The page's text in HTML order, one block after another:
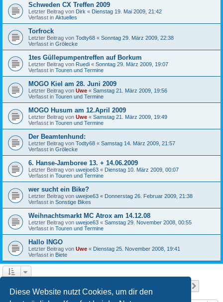
Diese Website nutzt Cookies, um dir den
Schweden CX Treffen 2009
Letzter Beitrag von Dirk « Dienstag 19. Mai 2009, 21:42
Verfasst in Aktuelles
Torfrock
Letzter Beitrag von Todty68 « Sonntag 29. März 2009, 22:38
Verfasst in Grölecke
1tes Güllepumpentreffen auf Borkum
Letzter Beitrag von Ruedi « Sonntag 29. März 2009, 19:07
Verfasst in Touren und Termine
MOGO Kiel am 28. Juni 2009
Letzter Beitrag von Uwe « Samstag 21. März 2009, 19:56
Verfasst in Touren und Termine
MOGO Husum am 12.April 2009
Letzter Beitrag von Uwe « Samstag 21. März 2009, 19:49
Verfasst in Touren und Termine
Der Beamtenhund:
Letzter Beitrag von Todty68 « Samstag 14. März 2009, 21:57
Verfasst in Grölecke
6. Hanse-Jamboree 13. + 14.06.2009
Letzter Beitrag von uwejoe63 « Dienstag 10. März 2009, 00:07
Verfasst in Touren und Termine
wer sucht ein Bike?
Letzter Beitrag von uwejoe63 « Donnerstag 26. Februar 2009, 21:38
Verfasst in Sonstige Bikes
Weihnachtsmarkt MC Atrox am 14.12.08
Letzter Beitrag von uwejoe63 « Samstag 29. November 2008, 00:55
Verfasst in Touren und Termine
Hallo INGO
Letzter Beitrag von Uwe « Dienstag 25. November 2008, 19:41
Verfasst in Biete